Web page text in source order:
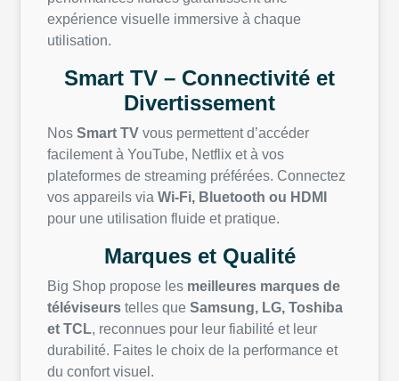
expérience visuelle immersive à chaque
utilisation.
Smart TV – Connectivité et
Divertissement
Nos Smart TV vous permettent d’accéder
facilement à YouTube, Netflix et à vos
plateformes de streaming préférées. Connectez
vos appareils via Wi-Fi, Bluetooth ou HDMI
pour une utilisation fluide et pratique.
Marques et Qualité
Big Shop propose les meilleures marques de
téléviseurs telles que Samsung, LG, Toshiba
et TCL, reconnues pour leur fiabilité et leur
durabilité. Faites le choix de la performance et
du confort visuel.